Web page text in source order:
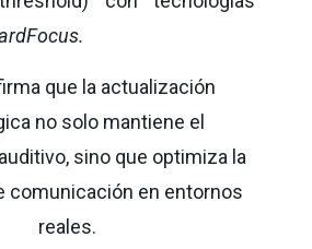
que la actualización
no solo mantiene el
sino que optimiza la
comunicación en entornos
reales.